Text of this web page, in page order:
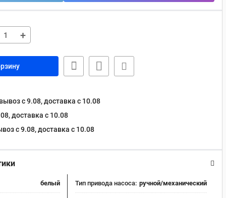
+
с 9.08, доставка c 10.08
доставка c 10.08
с 9.08, доставка c 10.08
белый Тип привода насоса: ручной/механический